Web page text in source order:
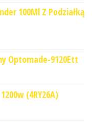
100Ml Z Podziałką
Optomade-9120Ett
(4RY26A)